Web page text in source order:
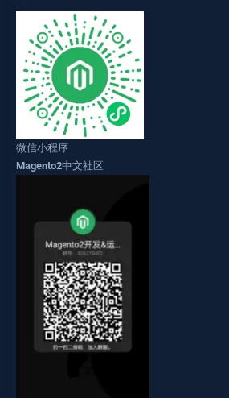
微信小程序
Magento2中文社区